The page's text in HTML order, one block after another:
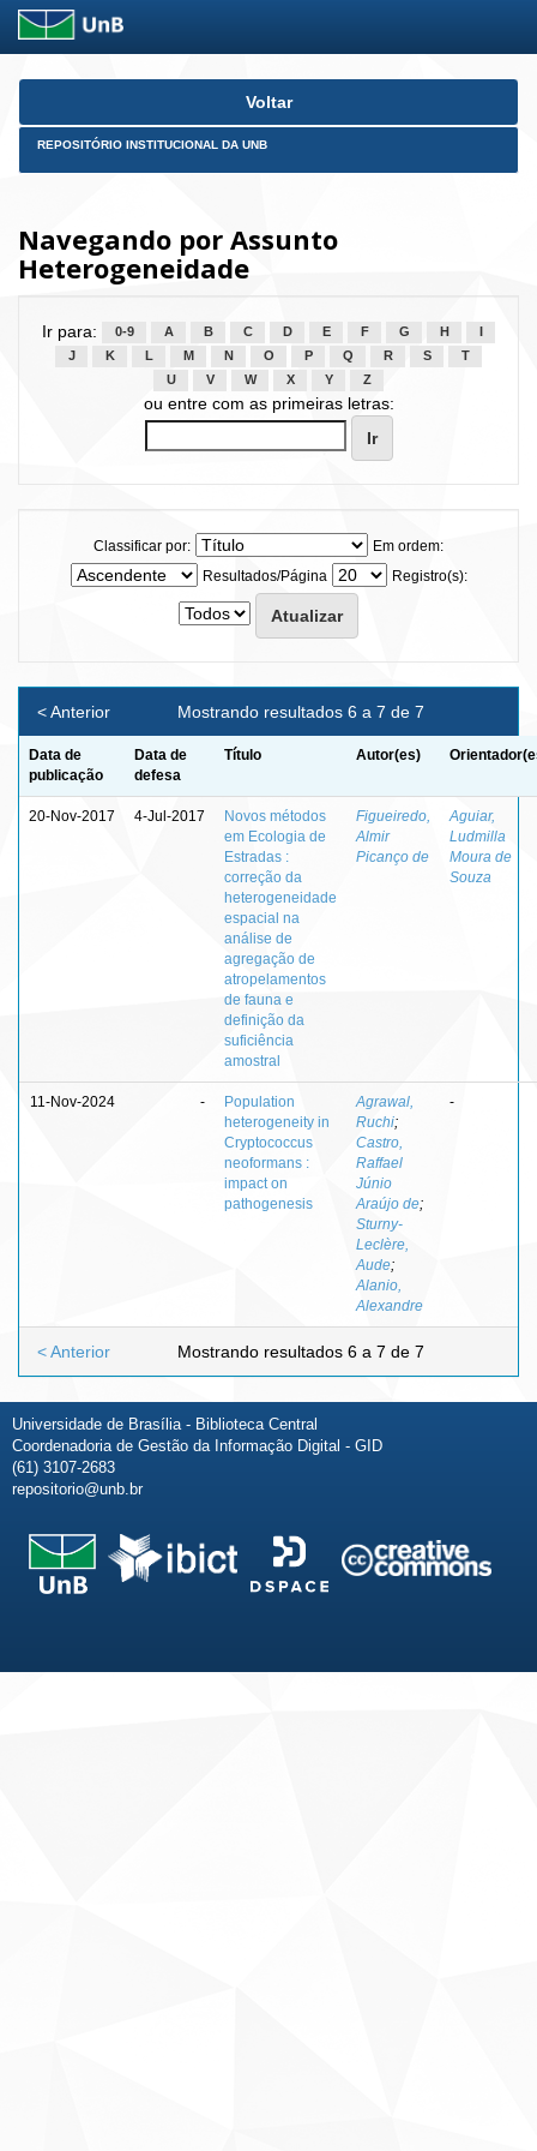
Skip
Voltar
REPOSITÓRIO INSTITUCIONAL DA UNB
Navegando por Assunto
Heterogeneidade
Ir para: 0-9 A B C D E F G H
J
K L M N O P Q R S
T
U
V W X Y Z
ou entre com as primeiras letras:
Classificar por:
Em ordem:
Resultados/Página
Registro(s):
Mostrando resultados 6 a 7 de 7
< Anterior
Data de
publicação
Data de
defesa
Título Autor(es)
20-Nov-2017 4-Jul-2017
Novos métodos
em Ecologia de
Estradas :
correção da
heterogeneidade
espacial na
análise de
agregação de
atropelamentos
de fauna e
definição da
suficiência
amostral
Figueiredo,
Almir
Picanço de
Aguiar,
Ludmilla
Moura de
Souza
11-Nov-2024 -
Population
heterogeneity in
Cryptococcus
neoformans :
impact on
pathogenesis
Agrawal,
Ruchi;
Castro,
Raffael
Júnio
Araújo de;
Sturny-
Leclère,
Aude;
Alanio,
Alexandre
-
Mostrando resultados 6 a 7 de 7
< Anterior
Universidade de Brasília - Biblioteca Central
Coordenadoria de Gestão da Informação Digital - GID
(61) 3107-2683
repositorio@unb.br